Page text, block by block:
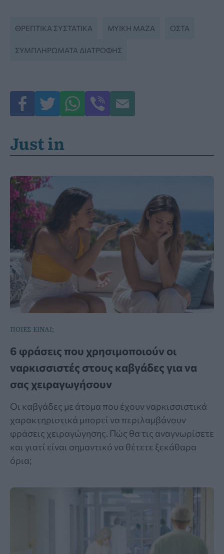
ΘΡΕΠΤΙΚΆ ΣΥΣΤΑΤΙΚΆ ΜΥΙΚΉ ΜΆΖΑ ΟΣΤΆ
ΣΥΜΠΛΗΡΏΜΑΤΑ ΔΙΑΤΡΟΦΉΣ
Just in
ΠΟΙΕΣ ΕΙΝΑΙ;
6 φράσεις που χρησιμοποιούν οι
ναρκισσιστές στους καβγάδες για να
σας χειραγωγήσουν
Οι καβγάδες με άτομα που έχουν ναρκισσιστικά
χαρακτηριστικά μπορεί να περιλαμβάνουν
φράσεις χειραγώγησης. Πώς θα τις αναγνωρίσετε
και γιατί είναι σημαντικό να θέτετε ξεκάθαρα
όρια;